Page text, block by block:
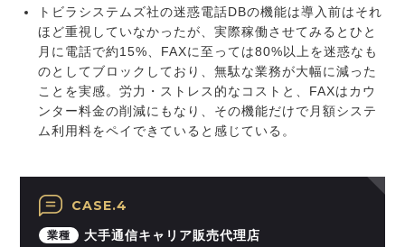
トビラシステムズ社の迷惑電話DBの機能は導入前はそれ
ほど重視していなかったが、実際稼働させてみるとひと
月に電話で約15%、FAXに至っては80%以上を迷惑なも
のとしてブロックしており、無駄な業務が大幅に減った
ことを実感。労力・ストレス的なコストと、FAXはカウ
ンター料金の削減にもなり、その機能だけで月額システ
ム利用料をペイできていると感じている。
CASE.4
業種
大手通信キャリア販売代理店